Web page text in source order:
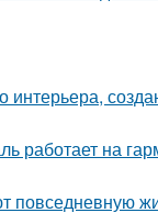
интерьера,
работает на
повседневную